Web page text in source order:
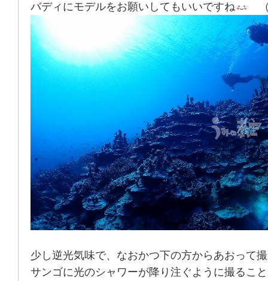
バディにモデルをお願いしてもいいですね
（
少し逆光気味で、なおかつ下の方からあおって
サンゴに光のシャワーが降り注ぐように撮るこ